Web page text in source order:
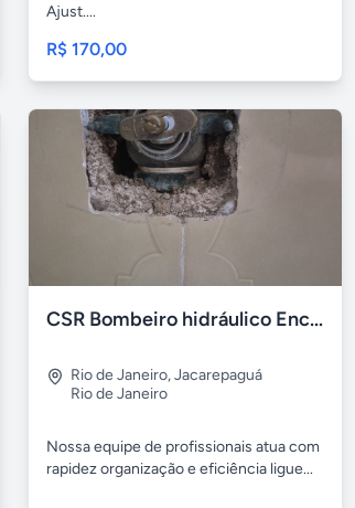
Ajust....
R$ 170,00
CSR Bombeiro hidráulico Encanador 24hs RJ
Rio de Janeiro,Jacarepaguá
Rio de Janeiro
Nossa equipe de profissionais atua com
rapidez organização e eficiência ligue...